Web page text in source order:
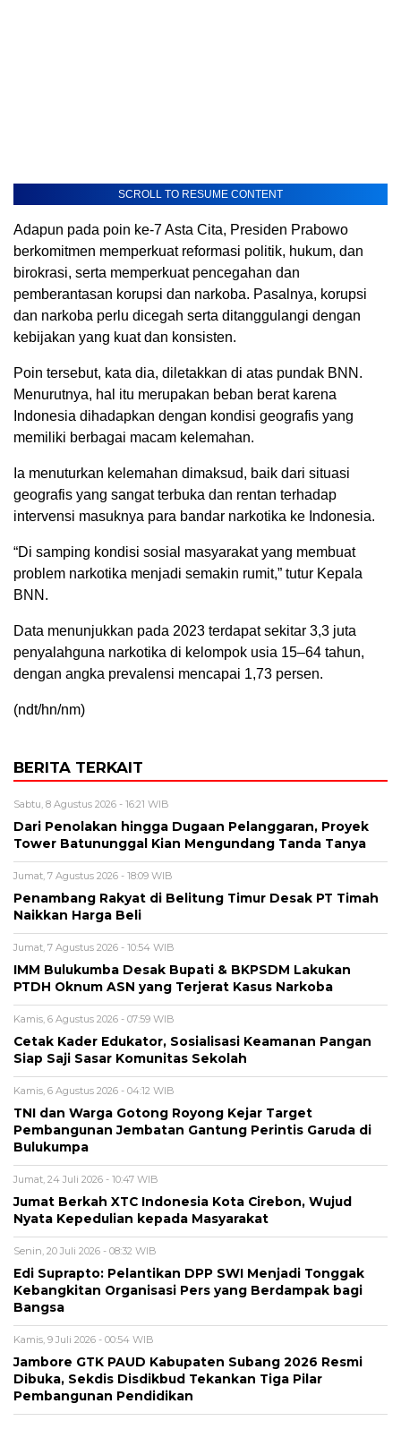
SCROLL TO RESUME CONTENT
Adapun pada poin ke-7 Asta Cita, Presiden Prabowo
berkomitmen memperkuat reformasi politik, hukum, dan
birokrasi, serta memperkuat pencegahan dan
pemberantasan korupsi dan narkoba. Pasalnya, korupsi
dan narkoba perlu dicegah serta ditanggulangi dengan
kebijakan yang kuat dan konsisten.
Poin tersebut, kata dia, diletakkan di atas pundak BNN.
Menurutnya, hal itu merupakan beban berat karena
Indonesia dihadapkan dengan kondisi geografis yang
memiliki berbagai macam kelemahan.
Ia menuturkan kelemahan dimaksud, baik dari situasi
geografis yang sangat terbuka dan rentan terhadap
intervensi masuknya para bandar narkotika ke Indonesia.
“Di samping kondisi sosial masyarakat yang membuat
problem narkotika menjadi semakin rumit,” tutur Kepala
BNN.
Data menunjukkan pada 2023 terdapat sekitar 3,3 juta
penyalahguna narkotika di kelompok usia 15–64 tahun,
dengan angka prevalensi mencapai 1,73 persen.
(ndt/hn/nm)
BERITA TERKAIT
Sabtu, 8 Agustus 2026 - 16:21 WIB
Dari Penolakan hingga Dugaan Pelanggaran, Proyek
Tower Batununggal Kian Mengundang Tanda Tanya
Jumat, 7 Agustus 2026 - 18:09 WIB
Penambang Rakyat di Belitung Timur Desak PT Timah
Naikkan Harga Beli
Jumat, 7 Agustus 2026 - 10:54 WIB
IMM Bulukumba Desak Bupati & BKPSDM Lakukan
PTDH Oknum ASN yang Terjerat Kasus Narkoba
Kamis, 6 Agustus 2026 - 07:59 WIB
Cetak Kader Edukator, Sosialisasi Keamanan Pangan
Siap Saji Sasar Komunitas Sekolah
Kamis, 6 Agustus 2026 - 04:12 WIB
TNI dan Warga Gotong Royong Kejar Target
Pembangunan Jembatan Gantung Perintis Garuda di
Bulukumpa
Jumat, 24 Juli 2026 - 10:47 WIB
Jumat Berkah XTC Indonesia Kota Cirebon, Wujud
Nyata Kepedulian kepada Masyarakat
Senin, 20 Juli 2026 - 08:32 WIB
Edi Suprapto: Pelantikan DPP SWI Menjadi Tonggak
Kebangkitan Organisasi Pers yang Berdampak bagi
Bangsa
Kamis, 9 Juli 2026 - 00:54 WIB
Jambore GTK PAUD Kabupaten Subang 2026 Resmi
Dibuka, Sekdis Disdikbud Tekankan Tiga Pilar
Pembangunan Pendidikan